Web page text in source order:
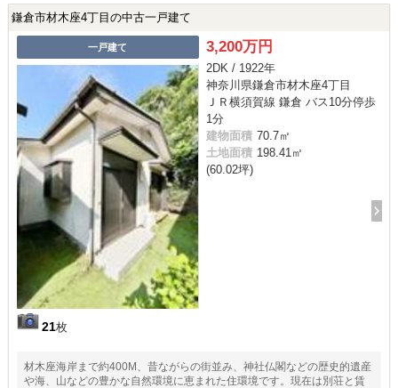
鎌倉市材木座4丁目の中古一戸建て
一戸建て
21枚
3,200万円
2DK / 1922年
神奈川県鎌倉市材木座4丁目
ＪＲ横須賀線 鎌倉 バス10分停歩
1分
建物面積 70.7㎡
土地面積 198.41㎡
(60.02坪)
材木座海岸まで約400M、昔ながらの街並み、神社仏閣などの歴史的遺産
や海、山などの豊かな自然環境に恵まれた住環境です。現在は別荘と賃